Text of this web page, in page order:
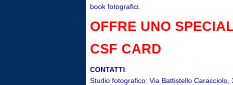
book fotografici.
OFFRE UNO
CSF CARD
CONTATTI:
Studio fotografico: Via Battistello